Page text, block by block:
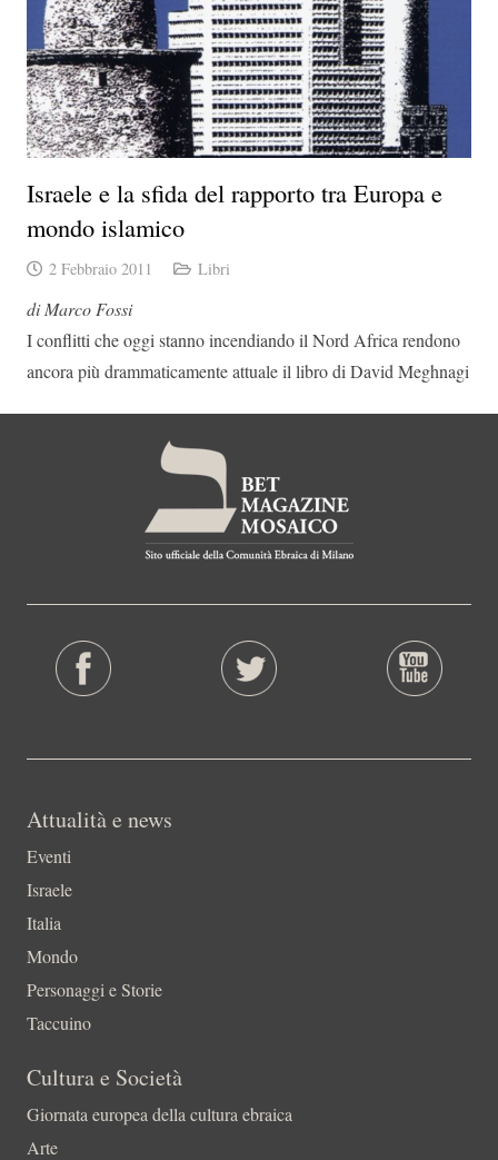
Israele e la sfida del rapporto tra Europa e
mondo islamico
2 Febbraio 2011 Libri
di Marco Fossi
I conflitti che oggi stanno incendiando il Nord Africa rendono
ancora più drammaticamente attuale il libro di David Meghnagi
Attualità e news
Eventi
Israele
Italia
Mondo
Personaggi e Storie
Taccuino
Cultura e Società
Giornata europea della cultura ebraica
Arte